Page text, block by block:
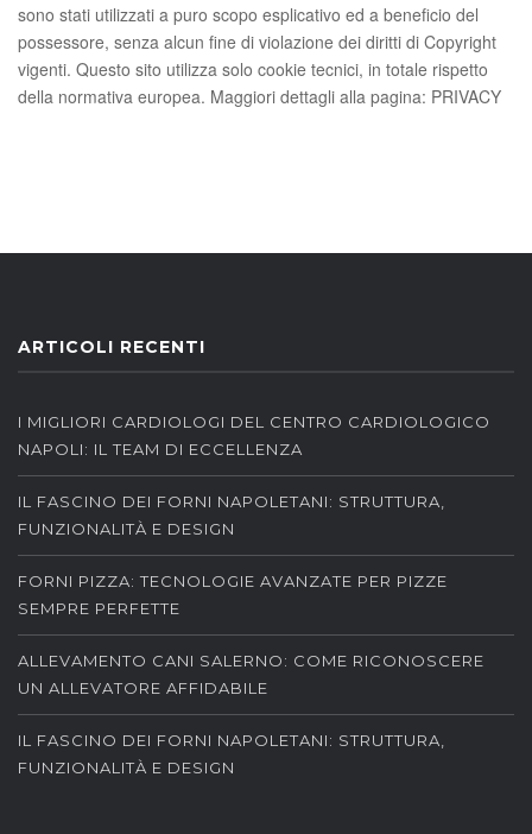
sono stati utilizzati a puro scopo esplicativo ed a beneficio del
possessore, senza alcun fine di violazione dei diritti di Copyright
vigenti. Questo sito utilizza solo cookie tecnici, in totale rispetto
della normativa europea. Maggiori dettagli alla pagina: PRIVACY
ARTICOLI RECENTI
I MIGLIORI CARDIOLOGI DEL CENTRO CARDIOLOGICO
NAPOLI: IL TEAM DI ECCELLENZA
IL FASCINO DEI FORNI NAPOLETANI: STRUTTURA,
FUNZIONALITÀ E DESIGN
FORNI PIZZA: TECNOLOGIE AVANZATE PER PIZZE
SEMPRE PERFETTE
ALLEVAMENTO CANI SALERNO: COME RICONOSCERE
UN ALLEVATORE AFFIDABILE
IL FASCINO DEI FORNI NAPOLETANI: STRUTTURA,
FUNZIONALITÀ E DESIGN